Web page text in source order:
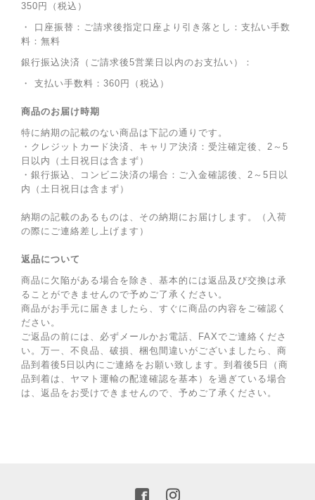
350円（税込）
・ 口座振替：ご請求後指定口座より引き落とし：支払い手数
料：無料
銀行振込決済（ご請求後5営業日以内のお支払い）：
・ 支払い手数料：360円（税込）
商品のお届け時期
特に納期の記載のない商品は下記の通りです。
・クレジットカード決済、キャリア決済：受注確定後、2～5
日以内（土日祝日は含まず）
・銀行振込、コンビニ決済の場合：ご入金確認後、2～5日以
内（土日祝日は含まず）
納期の記載のあるものは、その納期にお届けします。（入荷
の際にご連絡差し上げます）
返品について
商品に欠陥がある場合を除き、基本的には返品及び交換は承
ることができませんので予めご了承ください。
商品がお手元に届きましたら、すぐに商品の内容をご確認く
ださい。
ご返品の前には、必ずメールかお電話、FAXでご連絡くださ
い。万一、不良品、破損、梱包間違いがございましたら、商
品到着後5日以内にご連絡をお願い致します。到着後5日（商
品到着は、ヤマト運輸の配達確認を基本）を過ぎている場合
は、返品をお受けできませんので、予めご了承ください。